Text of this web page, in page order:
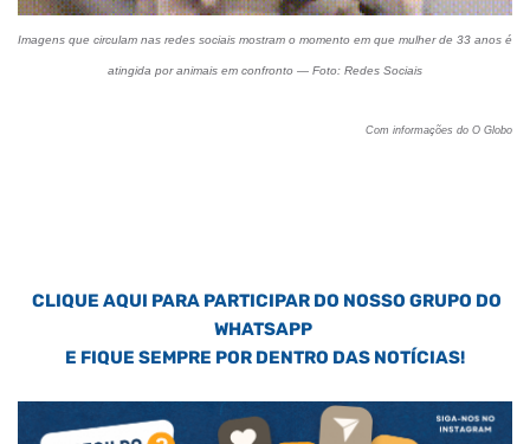
Imagens que circulam nas redes sociais mostram o momento em que mulher de 33 anos é
atingida por animais em confronto — Foto: Redes Sociais
Com informações do O Globo
CLIQUE AQUI PARA PARTICIPAR DO NOSSO GRUPO DO
WHATSAPP
E FIQUE SEMPRE POR DENTRO DAS NOTÍCIAS!